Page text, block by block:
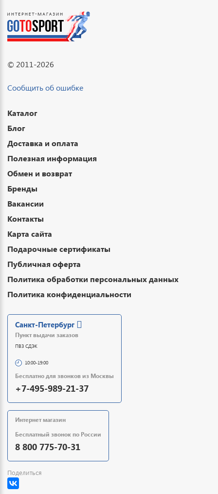
© 2011-2026
Сообщить об ошибке
Каталог
Блог
Доставка и оплата
Полезная информация
Обмен и возврат
Бренды
Вакансии
Контакты
Карта сайта
Подарочные сертификаты
Публичная оферта
Политика обработки персональных данных
Политика конфиденциальности
Санкт-Петербург
Пункт выдачи заказов
ПВЗ СДЭК
10:00-19:00
Бесплатно для звонков из Москвы
+7-495-989-21-37
Интернет магазин
Бесплатный звонок по России
8 800 775-70-31
Поделиться